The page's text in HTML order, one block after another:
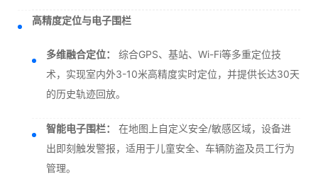
高精度定位与电子围栏
多维融合定位：
综合GPS、基站、Wi-Fi等多重定位技
术，实现室内外3-10米高精度实时定位，并提供长达30天
的历史轨迹回放。
智能电子围栏：
在地图上自定义安全/敏感区域，设备进
出即刻触发警报，适用于儿童安全、车辆防盗及员工行为
管理。